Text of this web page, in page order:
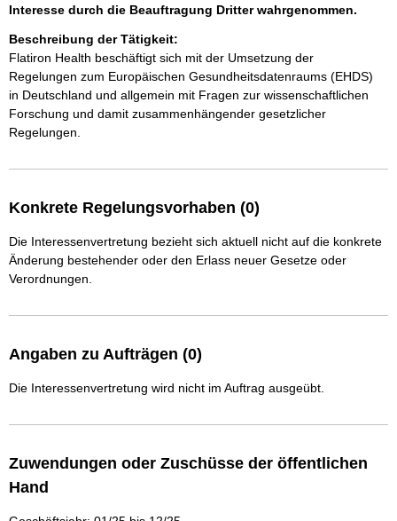
Interesse durch die Beauftragung Dritter wahrgenommen.
Beschreibung der Tätigkeit:
Flatiron Health beschäftigt sich mit der Umsetzung der
Regelungen zum Europäischen Gesundheitsdatenraums (EHDS)
in Deutschland und allgemein mit Fragen zur wissenschaftlichen
Forschung und damit zusammenhängender gesetzlicher
Regelungen.
Konkrete Regelungsvorhaben (0)
Die Interessenvertretung bezieht sich aktuell nicht auf die konkrete
Änderung bestehender oder den Erlass neuer Gesetze oder
Verordnungen.
Angaben zu Aufträgen (0)
Die Interessenvertretung wird nicht im Auftrag ausgeübt.
Zuwendungen oder Zuschüsse der öffentlichen
Hand